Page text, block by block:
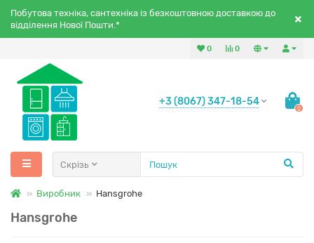
Побутова техніка, сантехніка із безкоштовною доставкою до
відділення Нової Пошти.*
0
0
+3 (8067) 347-18-54
0
Скрізь
Виробник Hansgrohe
Hansgrohe